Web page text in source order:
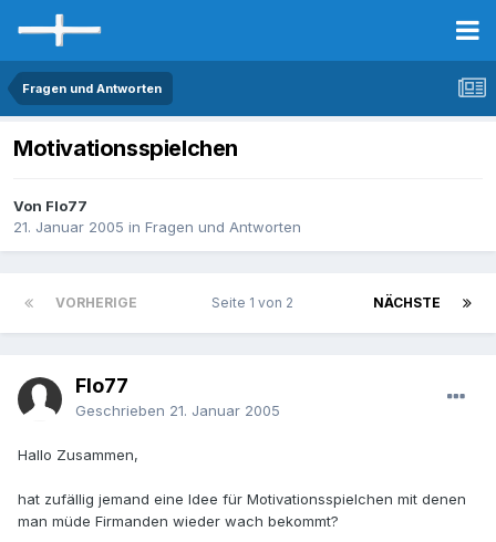
Fragen und Antworten
Motivationsspielchen
Von Flo77
21. Januar 2005 in Fragen und Antworten
VORHERIGE NÄCHSTE
Seite 1 von 2
Flo77
Geschrieben 21. Januar 2005
Hallo Zusammen,
hat zufällig jemand eine Idee für Motivationsspielchen mit denen
man müde Firmanden wieder wach bekommt?